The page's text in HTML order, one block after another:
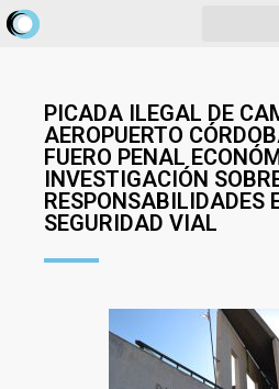
PICADA ILEGAL DE
AEROPUERTO
FUERO PENAL
INVESTIGACIÓN
RESPONSABILIDADES
SEGURIDAD VIAL